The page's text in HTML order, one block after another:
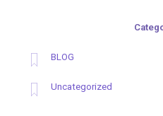
BLOG
Uncategorized